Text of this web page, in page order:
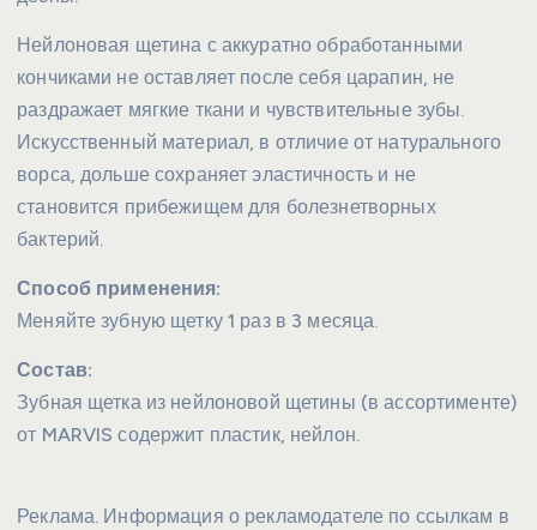
Нейлоновая щетина с аккуратно обработанными
кончиками не оставляет после себя царапин, не
раздражает мягкие ткани и чувствительные зубы.
Искусственный материал, в отличие от натурального
ворса, дольше сохраняет эластичность и не
становится прибежищем для болезнетворных
бактерий.
Способ применения:
Меняйте зубную щетку 1 раз в 3 месяца.
Состав:
Зубная щетка из нейлоновой щетины (в ассортименте)
от MARVIS содержит пластик, нейлон.
Реклама. Информация о рекламодателе по ссылкам в